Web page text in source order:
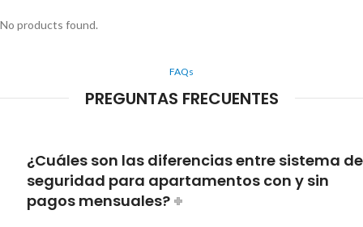
No products found.
FAQs
PREGUNTAS FRECUENTES
¿Cuáles son las diferencias entre sistema de
seguridad para apartamentos con y sin
pagos mensuales?